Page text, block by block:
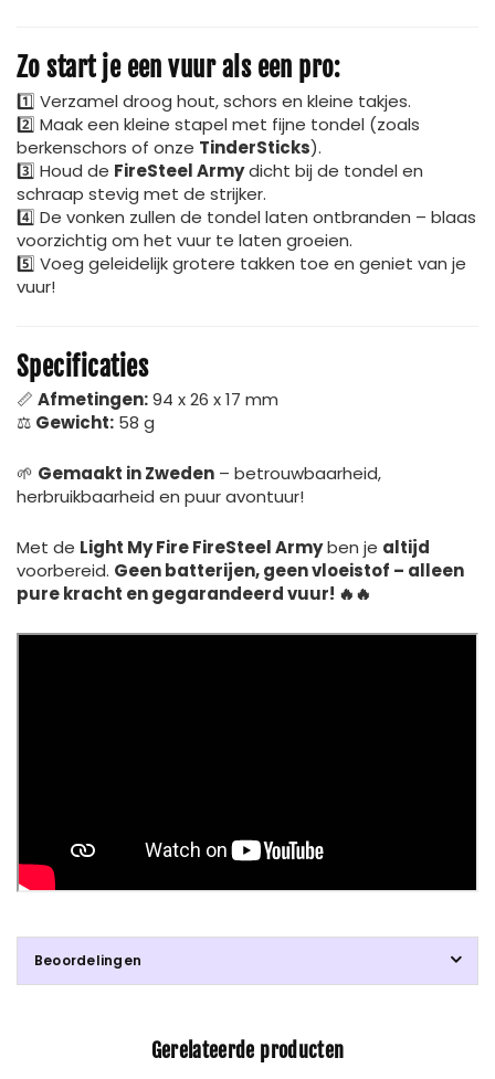
Zo start je een vuur als een pro:
1️⃣ Verzamel droog hout, schors en kleine takjes.
2️⃣ Maak een kleine stapel met fijne tondel (zoals
berkenschors of onze TinderSticks).
3️⃣ Houd de FireSteel Armydicht bij de tondel en
schraap stevig met de strijker.
4️⃣ De vonken zullen de tondel laten ontbranden – blaas
voorzichtig om het vuur te laten groeien.
5️⃣ Voeg geleidelijk grotere takken toe en geniet van je
vuur!
Specificaties
📏 Afmetingen:94 x 26 x 17 mm
⚖ Gewicht: 58 g
🌱 Gemaakt in Zweden – betrouwbaarheid,
herbruikbaarheid en puur avontuur!
Met de Light My Fire FireSteel Armyben je altijd
voorbereid. Geen batterijen, geen vloeistof – alleen
pure kracht en gegarandeerd vuur! 🔥🔥
Beoordelingen
Gerelateerde producten